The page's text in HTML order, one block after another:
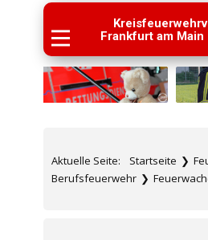
Frankfurt am Main
Aktuelle Seite: Startseite ❯
Berufsfeuerwehr ❯